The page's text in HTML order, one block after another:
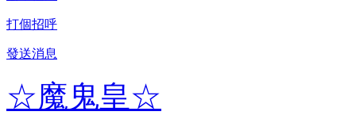
打個招呼
發送消息
☆魔鬼皇☆